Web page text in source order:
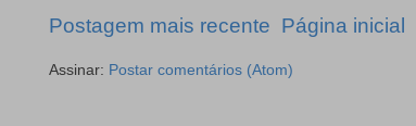
Postagem mais recente Página inicial
Assinar: Postar comentários (Atom)